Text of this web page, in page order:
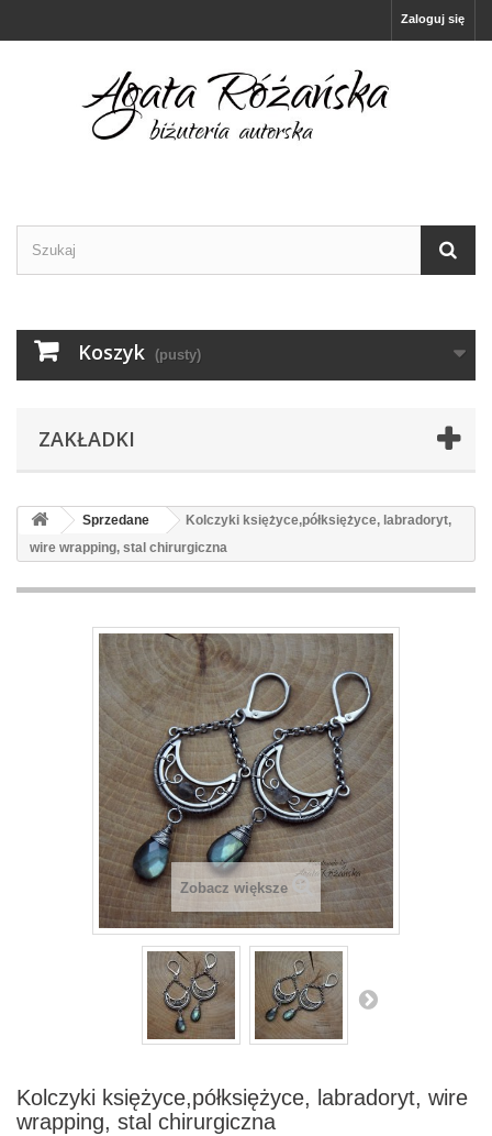
Zaloguj się
Koszyk (pusty)
ZAKŁADKI
Sprzedane
Kolczyki księżyce,półksiężyce, labradoryt,
wire wrapping, stal chirurgiczna
Zobacz większe
Kolczyki księżyce,półksiężyce, labradoryt, wire
wrapping, stal chirurgiczna